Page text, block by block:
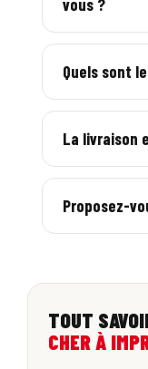
PDF, AI, EPS
dpi).
Quels sont
5 à 7 jours
une option
La livraison
Oui, la
incluse. Le
Proposez-
TOUT
CHER À